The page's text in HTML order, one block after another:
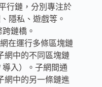
行鏈，分別專注於
隱私、遊戲等。
鏈橋。
在運行多條區塊鏈
網中的不同區塊鏈
入）。子網間通
網中的另一條鏈進